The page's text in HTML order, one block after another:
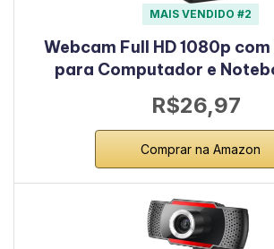
MAIS VENDIDO #2
Webcam Full HD 1080p
para Computador e
R$26,97
Comprar na Amazon